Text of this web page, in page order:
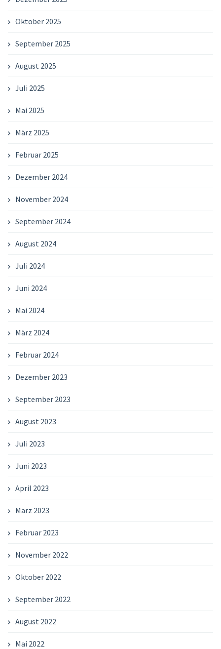
Oktober 2025
September 2025
August 2025
Juli 2025
Mai 2025
März 2025
Februar 2025
Dezember 2024
November 2024
September 2024
August 2024
Juli 2024
Juni 2024
Mai 2024
März 2024
Februar 2024
Dezember 2023
September 2023
August 2023
Juli 2023
Juni 2023
April 2023
März 2023
Februar 2023
November 2022
Oktober 2022
September 2022
August 2022
Mai 2022